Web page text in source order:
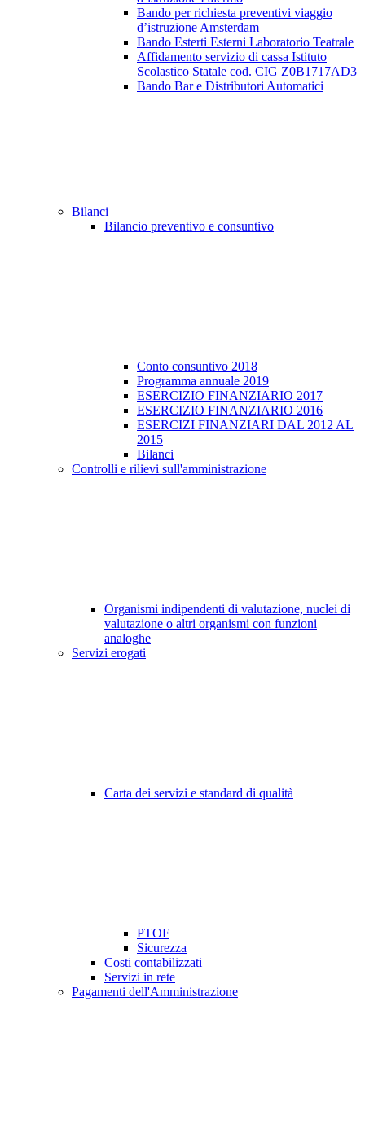
Bando per richiesta preventivi viaggio
d’istruzione Amsterdam
Bando Esterti Esterni Laboratorio Teatrale
Affidamento servizio di cassa Istituto
Scolastico Statale cod. CIG Z0B1717AD3
Bando Bar e Distributori Automatici
Bilanci
Bilancio preventivo e consuntivo
Conto consuntivo 2018
Programma annuale 2019
ESERCIZIO FINANZIARIO 2017
ESERCIZIO FINANZIARIO 2016
ESERCIZI FINANZIARI DAL 2012 AL
2015
Bilanci
Controlli e rilievi sull'amministrazione
Organismi indipendenti di valutazione, nuclei di
valutazione o altri organismi con funzioni
analoghe
Servizi erogati
Carta dei servizi e standard di qualità
PTOF
Sicurezza
Costi contabilizzati
Servizi in rete
Pagamenti dell'Amministrazione